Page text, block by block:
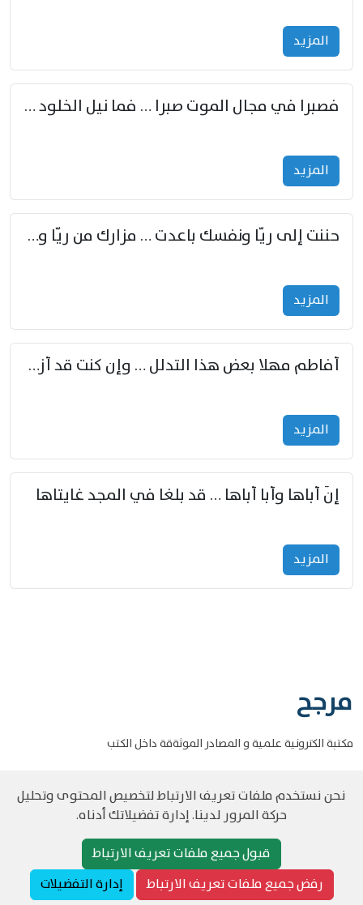
المزید
فصبرا في مجال الموت صبرا … فما نيل الخلود بمستطاع
المزید
حننت إلى ريّا ونفسك باعدت … مزارك من ريّا وشعباكما معا
المزید
أفاطم مهلا بعض هذا التدلل … وإن كنت قد أزمعت صرمي فأجملي
المزید
إنّ أباها وأبا أباها … قد بلغا في المجد غايتاها
المزید
مرجح
مكتبة الكترونية علمية و المصادر الموثةقة داخل الكتب
حقوق الطبع والنشر مرجح جميع الحقوق محفوظةسياسة و الخصوصية
نحن نستخدم ملفات تعريف الارتباط لتخصيص المحتوى وتحليل
حركة المرور لدينا. إدارة تفضيلاتك أدناه.
قبول جميع ملفات تعريف الارتباط
رفض جميع ملفات تعريف الارتباط
إدارة التفضيلات